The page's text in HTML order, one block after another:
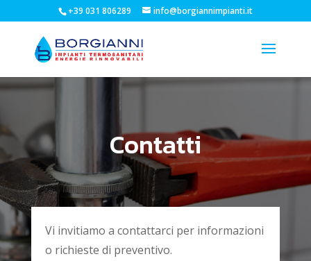
+39 031 806289 info@borgiannimpianti.it
Contatti
Vi invitiamo a contattarci per informazioni
o richieste di preventivo.